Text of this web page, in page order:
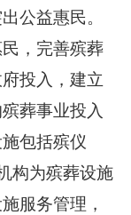
公益惠民。
，完善殡葬
投入，建立
葬事业投入
包括殡仪
构为殡葬设施
服务管理，